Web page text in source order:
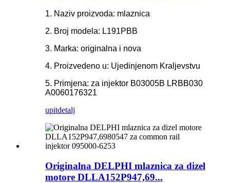
1. Naziv proizvoda: mlaznica
2. Broj modela: L191PBB
3. Marka: originalna i nova
4. Proizvedeno u: Ujedinjenom Kraljevstvu
5. Primjena: za injektor B03005B LRBB030
A0060176321
upitdetalj
Originalna DELPHI mlaznica za dizel
motore DLLA152P947,69...